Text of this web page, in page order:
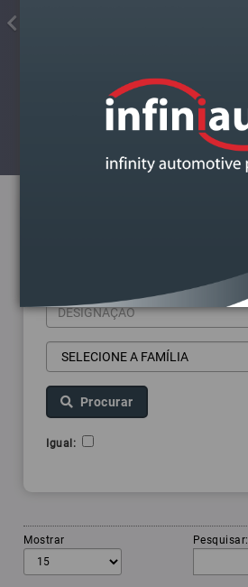
Visualizar
Procurar
Igual:
Mostrar Pesquisar: